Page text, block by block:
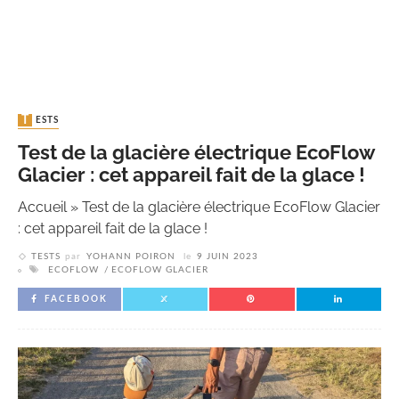
TESTS
Test de la glacière électrique EcoFlow
Glacier : cet appareil fait de la glace !
Accueil» Test de la glacière électrique EcoFlow Glacier
: cet appareil fait de la glace !
TESTS par YOHANN POIRON le
9 JUIN 2023
ECOFLOW
ECOFLOW GLACIER
FACEBOOK